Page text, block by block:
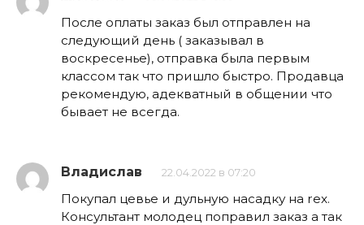
После оплаты заказ был отправлен на
следующий день ( заказывал в
воскресенье), отправка была первым
классом так что пришло быстро. Продавца
рекомендую, адекватный в общении что
бывает не всегда.
Владислав 22.04.2022 в 07:20
Покупал цевье и дульную насадку на rex.
Консультант молодец поправил заказ а так